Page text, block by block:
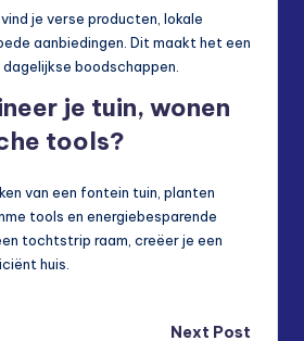
je verse producten, lokale
aanbiedingen. Dit maakt het een
boodschappen.
je tuin, wonen
tools?
van een fontein tuin, planten
tools en energiebesparende
tochtstrip raam, creëer je een
huis.
Next Post